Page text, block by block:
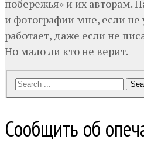
побережья» и их авторам.
и фотографии мне, если не
работает, даже если не
Но мало ли кто не верит.
Сообщить об